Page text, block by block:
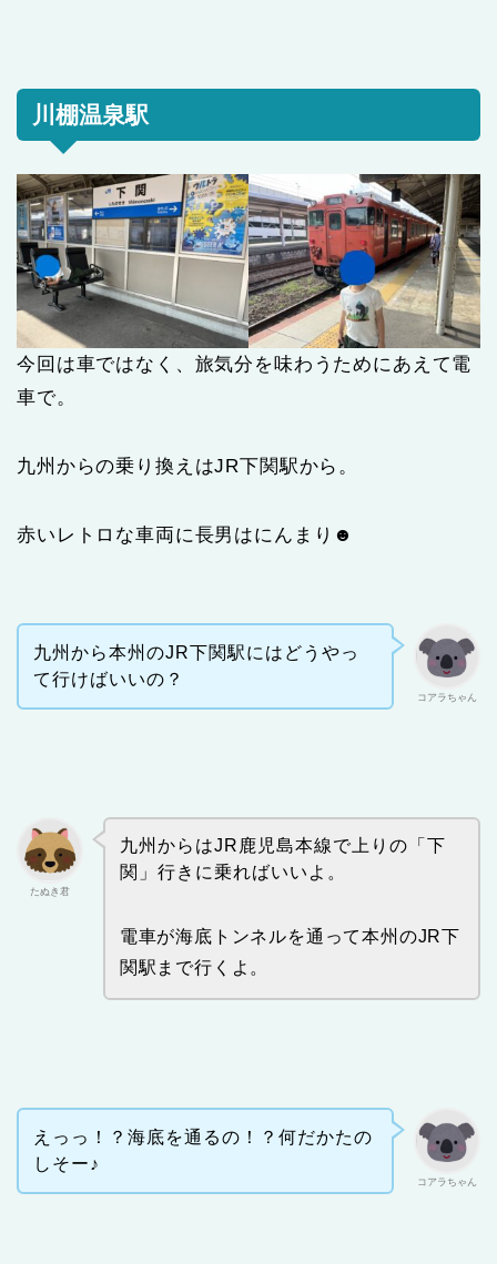
川棚温泉駅
今回は車ではなく、旅気分を味わうためにあえて電
車で。
九州からの乗り換えはJR下関駅から。
赤いレトロな車両に長男はにんまり☻
コアラちゃん
九州から本州のJR下関駅にはどうやっ
て行けばいいの？
たぬき君
九州からはJR鹿児島本線で上りの「下
関」行きに乗ればいいよ。
電車が海底トンネルを通って本州のJR下
関駅まで行くよ。
コアラちゃん
えっっ！？海底を通るの！？何だかたの
しそー♪